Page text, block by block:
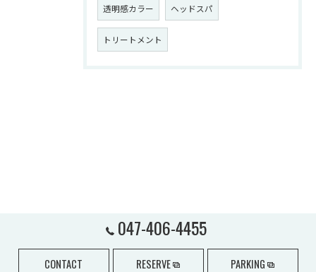
透明感カラー ヘッドスパ
トリートメント
047-406-4455
CONTACT RESERVE PARKING